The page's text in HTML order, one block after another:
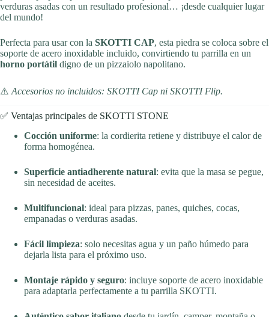
verduras asadas con un resultado profesional… ¡desde cualquier lugar
del mundo!
Perfecta para usar con la SKOTTI CAP, esta piedra se coloca sobre el
soporte de acero inoxidable incluido, convirtiendo tu parrilla en un
horno portátil digno de un pizzaiolo napolitano.
⚠️ Accesorios no incluidos: SKOTTI Cap ni SKOTTI Flip.
✅ Ventajas principales de SKOTTI STONE
Cocción uniforme: la cordierita retiene y distribuye el calor de
forma homogénea.
Superficie antiadherente natural: evita que la masa se pegue,
sin necesidad de aceites.
Multifuncional: ideal para pizzas, panes, quiches, cocas,
empanadas o verduras asadas.
Fácil limpieza: solo necesitas agua y un paño húmedo para
dejarla lista para el próximo uso.
Montaje rápido y seguro: incluye soporte de acero inoxidable
para adaptarla perfectamente a tu parrilla SKOTTI.